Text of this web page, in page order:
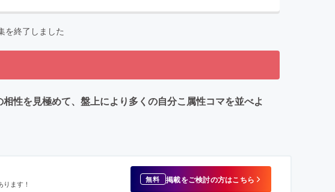
を終了しました
性を見極めて、盤上により多くの自分こ属性コマを並べよ
ます！ 無料 掲載をご検討の方はこちら